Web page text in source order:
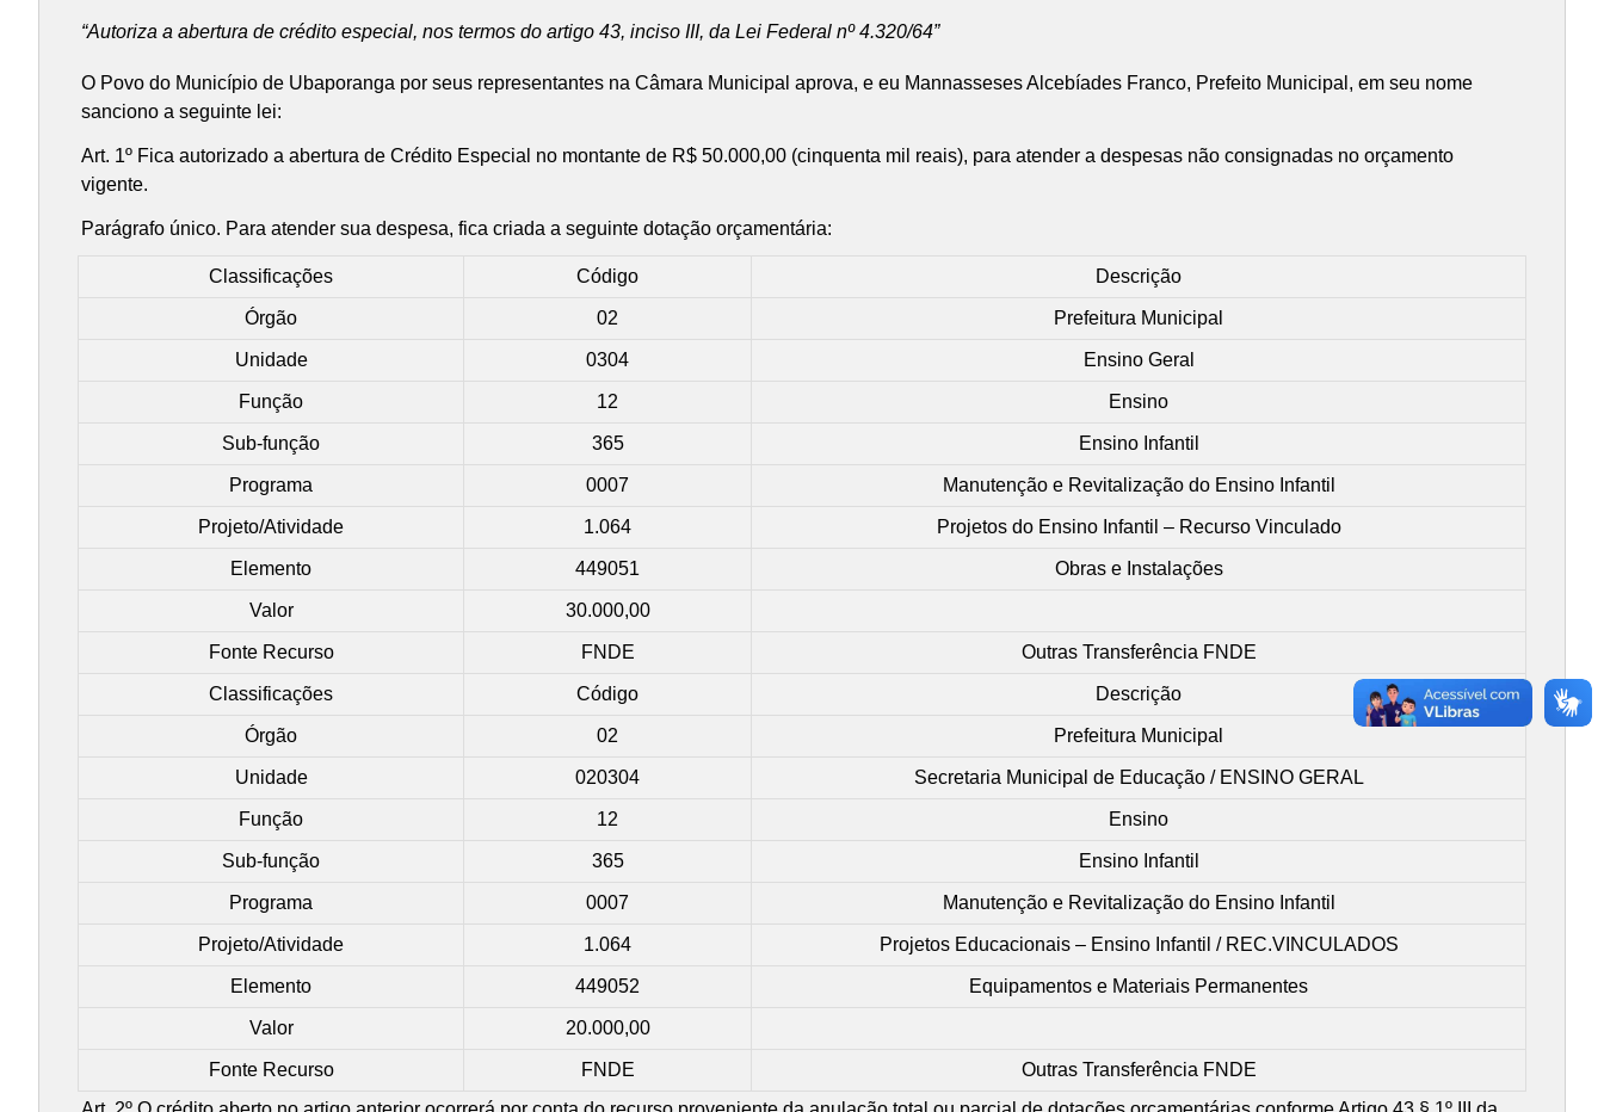
“Autoriza a abertura de crédito especial, nos termos do artigo 43, inciso III, da Lei Federal nº 4.320/64”
O Povo do Município de Ubaporanga por seus representantes na Câmara Municipal aprova, e eu Mannasseses Alcebíades Franco, Prefeito Municipal, em seu nome
sanciono a seguinte lei:
Art. 1º Fica autorizado a abertura de Crédito Especial no montante de R$ 50.000,00 (cinquenta mil reais), para atender a despesas não consignadas no orçamento
vigente.
Parágrafo único. Para atender sua despesa, fica criada a seguinte dotação orçamentária:
Classificações Código Descrição
Órgão 02 Prefeitura Municipal
Unidade 0304 Ensino Geral
Função 12 Ensino
Sub-função 365 Ensino Infantil
Programa 0007 Manutenção e Revitalização do Ensino Infantil
Projeto/Atividade 1.064 Projetos do Ensino Infantil – Recurso Vinculado
Elemento 449051 Obras e Instalações
Valor 30.000,00
Fonte Recurso FNDE Outras Transferência FNDE
Classificações Código Descrição
Órgão 02 Prefeitura Municipal
Unidade 020304 Secretaria Municipal de Educação / ENSINO GERAL
Função 12 Ensino
Sub-função 365 Ensino Infantil
Programa 0007 Manutenção e Revitalização do Ensino Infantil
Projeto/Atividade 1.064 Projetos Educacionais – Ensino Infantil / REC.VINCULADOS
Elemento 449052 Equipamentos e Materiais Permanentes
Valor 20.000,00
Fonte Recurso FNDE
Outras Transferência FNDE